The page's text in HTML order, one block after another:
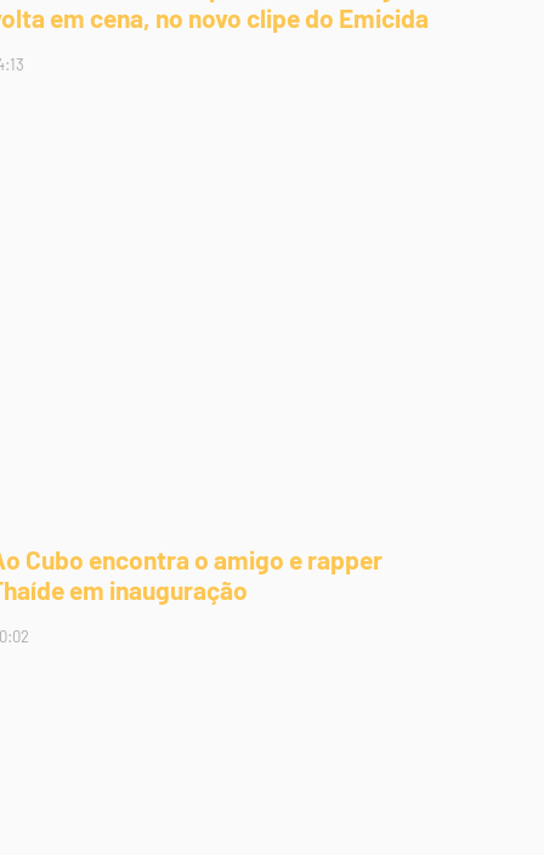
em cena, no novo clipe do Emicida
Cubo encontra o amigo e rapper
em inauguração